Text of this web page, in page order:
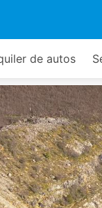
de autos